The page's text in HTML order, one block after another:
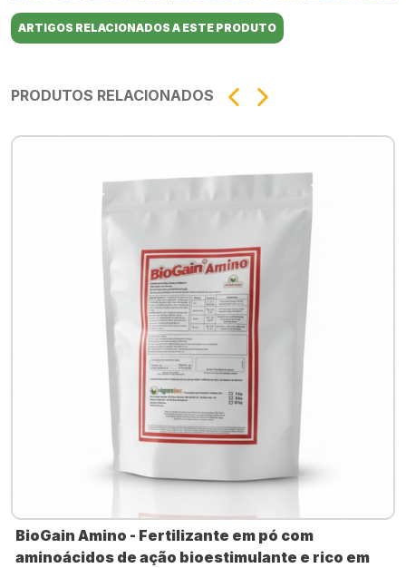
ARTIGOS RELACIONADOS A ESTE PRODUTO
PRODUTOS RELACIONADOS
BioGain Amino - Fertilizante em pó com
aminoácidos de ação bioestimulante e rico em